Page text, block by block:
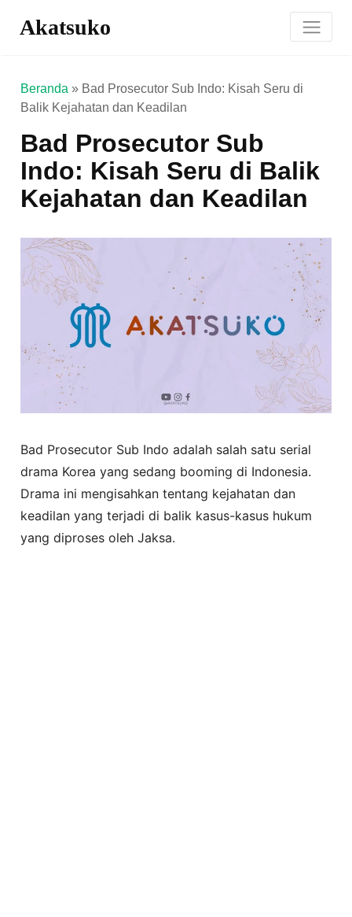
Akatsuko
Beranda » Bad Prosecutor Sub Indo: Kisah Seru di
Balik Kejahatan dan Keadilan
Bad Prosecutor Sub
Indo: Kisah Seru di Balik
Kejahatan dan Keadilan
Bad Prosecutor Sub Indo adalah salah satu serial
drama Korea yang sedang booming di Indonesia.
Drama ini mengisahkan tentang kejahatan dan
keadilan yang terjadi di balik kasus-kasus hukum
yang diproses oleh Jaksa.